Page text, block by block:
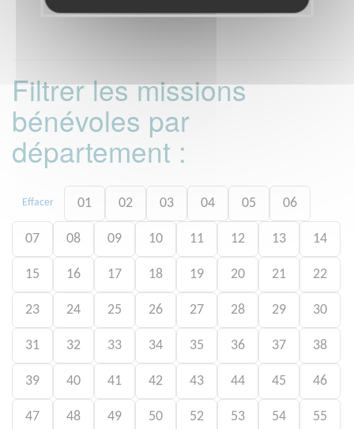
Filtrer les missions
bénévoles par
département :
Effacer 01 02 03 04 05 06
07 08 09 10 11 12 13 14
15 16 17 18 19 20 21 22
23 24 25 26 27 28 29 30
31 32 33 34 35 36 37 38
39 40 41 42 43 44 45 46
47 48 49 50 52 53 54 55